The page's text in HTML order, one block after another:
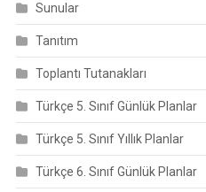
Sunular
Tanıtım
Toplantı Tutanakları
Türkçe 5. Sınıf Günlük Planlar
Türkçe 5. Sınıf Yıllık Planlar
Türkçe 6. Sınıf Günlük Planlar